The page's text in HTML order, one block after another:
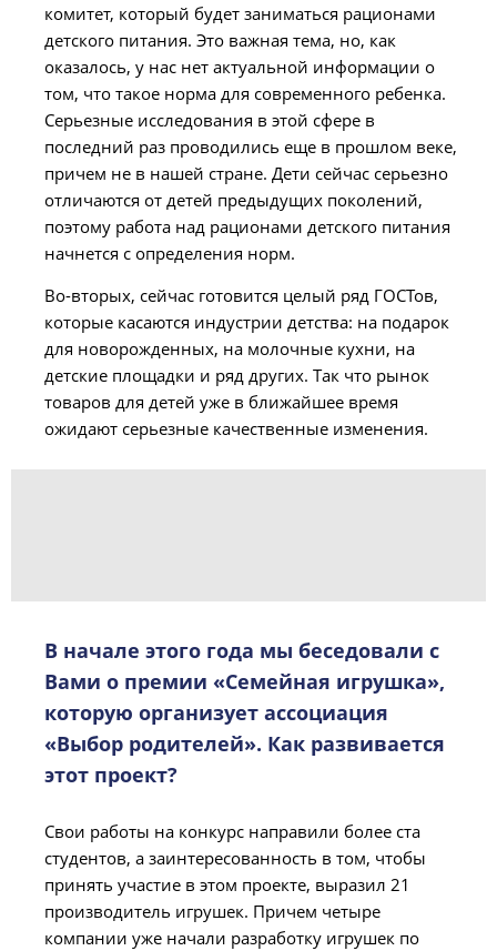
комитет, который будет заниматься рационами
детского питания. Это важная тема, но, как
оказалось, у нас нет актуальной информации о
том, что такое норма для современного ребенка.
Серьезные исследования в этой сфере в
последний раз проводились еще в прошлом веке,
причем не в нашей стране. Дети сейчас серьезно
отличаются от детей предыдущих поколений,
поэтому работа над рационами детского питания
начнется с определения норм.
Во-вторых, сейчас готовится целый ряд ГОСТов,
которые касаются индустрии детства: на подарок
для новорожденных, на молочные кухни, на
детские площадки и ряд других. Так что рынок
товаров для детей уже в ближайшее время
ожидают серьезные качественные изменения.
В начале этого года мы беседовали с
Вами о премии «Семейная игрушка»,
которую организует ассоциация
«Выбор родителей». Как развивается
этот проект?
Свои работы на конкурс направили более ста
студентов, а заинтересованность в том, чтобы
принять участие в этом проекте, выразил 21
производитель игрушек. Причем четыре
компании уже начали разработку игрушек по